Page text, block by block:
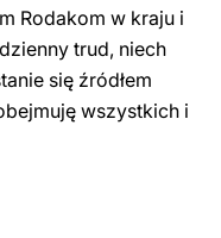
Rodakom w kraju i
trud, niech
się źródłem
wszystkich i